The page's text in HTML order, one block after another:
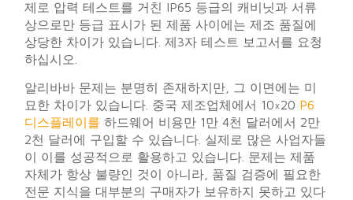
제로 압력 테스트를 거친 IP65 등급의 캐비닛과 서류
상으로만 등급 표시가 된 제품 사이에는 제조 품질에
상당한 차이가 있습니다. 제3자 테스트 보고서를 요청
하십시오.
알리바바 문제는 분명히 존재하지만, 그 이면에는 미
묘한 차이가 있습니다. 중국 제조업체에서 10×20 P6
디스플레이를 하드웨어 비용만 1만 4천 달러에서 2만
2천 달러에 구입할 수 있습니다. 실제로 많은 사업자들
이 이를 성공적으로 활용하고 있습니다. 문제는 제품
자체가 항상 불량인 것이 아니라, 품질 검증에 필요한
전문 지식을 대부분의 구매자가 보유하지 못하고 있다